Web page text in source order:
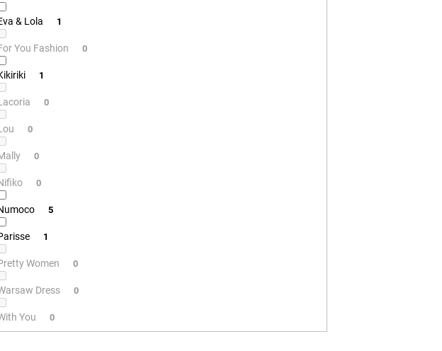
& Lola 1
You Fashion 0
1
0
0
0
0
5
1
Women 0
Dress 0
You 0